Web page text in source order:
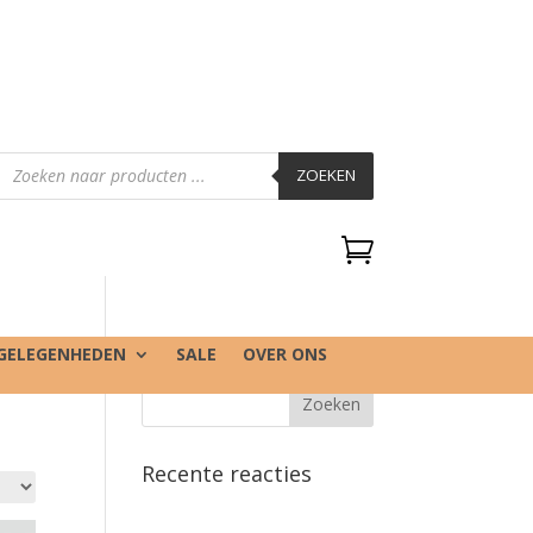
ZOEKEN

SALE OVER ONS
Recente reacties